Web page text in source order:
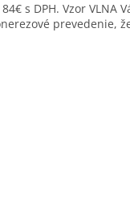
s DPH. Vzor VLNA
prevedenie,